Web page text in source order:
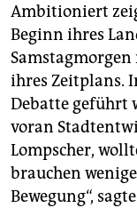
abo
genossenschaft
epaper login
Ambitioniert
Beginn ihres
ihres Zeitplans.
Debatte geführt
voran
Lompscher,
brauchen
Bewegung“,